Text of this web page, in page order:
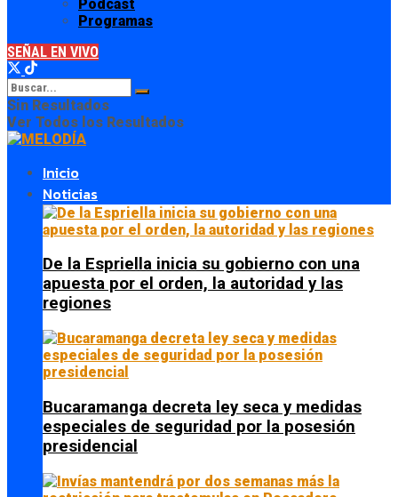
Podcast
Programas
SEÑAL EN VIVO
Sin Resultados
Ver Todos los Resultados
Inicio
Noticias
De la Espriella inicia su gobierno con una
apuesta por el orden, la autoridad y las
regiones
Bucaramanga decreta ley seca y medidas
especiales de seguridad por la posesión
presidencial